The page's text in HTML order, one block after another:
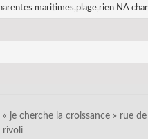
maritimes,plage,rien NA
« je cherche la croissance » rue de
rivoli